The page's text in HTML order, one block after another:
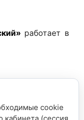
работает в
и приятных
cookie